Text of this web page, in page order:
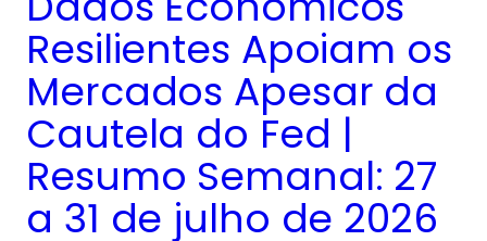
Resilientes Apoiam os
Mercados Apesar da
Cautela do Fed |
Resumo Semanal: 27
a 31 de julho de 2026